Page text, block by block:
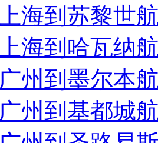
上海到苏黎世
上海到哈瓦纳
广州到墨尔本
广州到基都城